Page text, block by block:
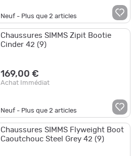
Neuf - Plus que2 articles
Chaussures SIMMS Zipit Bootie
Cinder 42 (9)
169,00 €
Achat Immédiat
Neuf - Plus que2 articles
Chaussures SIMMS Flyweight Boot
Caoutchouc Steel Grey 42 (9)